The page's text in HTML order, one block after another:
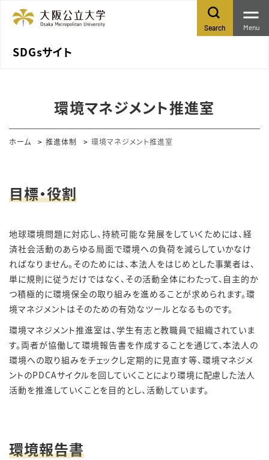
SDGsサイト
Search Menu
環境マネジメント推進室
ホーム 推進体制 環境マネジメント推進室
目標・役割
地球環境問題に対応し、持続可能な発展をしていくためには、経
済社会活動のあらゆる局面で環境への負荷を減らしていかなけ
ればなりません。そのためには、本法人をはじめとした事業者は、
単に規則に従うだけではなく、その活動全体にわたって、自主的か
つ積極的に環境保全の取り組みを進めることが求められます。環
境マネジメントはそのための有効なツールとなるものです。
環境マネジメント推進室は、学生有志と教職員で組織されていま
す。両者が協働して環境報告書を作成することを通じて、本法人の
環境への取り組みをチェックし定期的に見直す等、環境マネジメ
ントのPDCAサイクルを回していくことにより環境に配慮した法人
活動を推進していくことを目的とし、活動しています。
環境報告書